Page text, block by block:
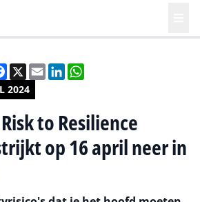
2024
Facebook
X EmailLinkedIn
to Resilience
op 16 april neer in